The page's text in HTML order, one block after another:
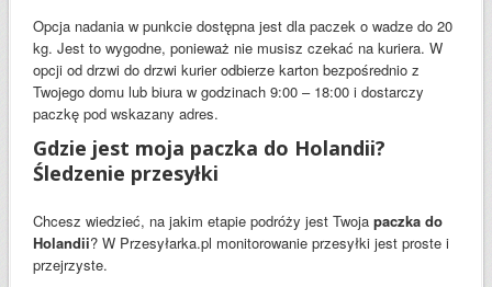
Opcja nadania w punkcie dostępna jest dla paczek o wadze do 20
kg. Jest to wygodne, ponieważ nie musisz czekać na kuriera. W
opcji od drzwi do drzwi kurier odbierze karton bezpośrednio z
Twojego domu lub biura w godzinach 9:00 – 18:00 i dostarczy
paczkę pod wskazany adres.
Gdzie jest moja paczka do Holandii?
Śledzenie przesyłki
Chcesz wiedzieć, na jakim etapie podróży jest Twoja paczka do
Holandii? W Przesyłarka.pl monitorowanie przesyłki jest proste i
przejrzyste.